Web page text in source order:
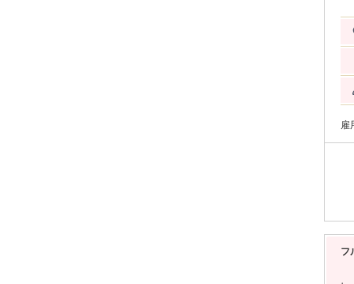
先
る
始♪平日
く
オ
PC
感
ど
雇
フ